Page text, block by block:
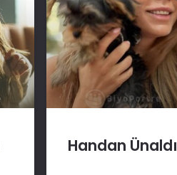
Handan Ünaldı